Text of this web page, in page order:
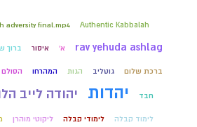
Authentic Kabbalah
adversity final.mp4
rav yehuda ashlag א' איסור ברוך
ברכת שלום גוטליב הגות המהרחו הסולם
חבד יהדות יהודה לייב
לימוד קבלה לימודי קבלה ליקוטי מוהרן